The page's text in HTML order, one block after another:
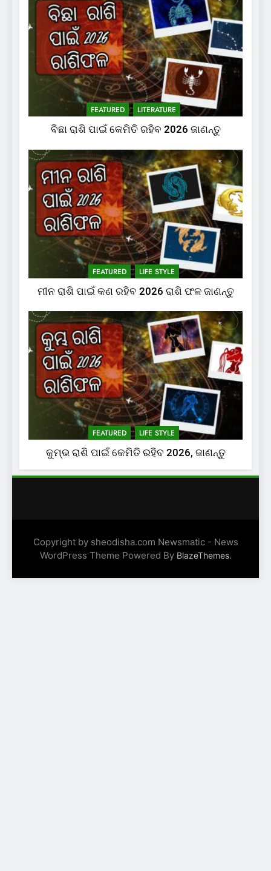
FEATURED LITERATURE
ବିଛା ରାଶି ପାଇଁ କେମିତି ରହିବ 2026 ଜାଣନ୍ତୁ
FEATURED LIFE STYLE
ମୀନ ରାଶି ପାଇଁ କଣ ରହିବ 2026 ରାଶି ଫଳ ଜାଣନ୍ତୁ
FEATURED LIFE STYLE
କୁମ୍ଭ ରାଶି ପାଇଁ କେମିତି ରହିବ 2026, ଜାଣନ୍ତୁ
Copyright by sheodisha.com Newsmatic - News
WordPress Theme Powered By BlazeThemes.